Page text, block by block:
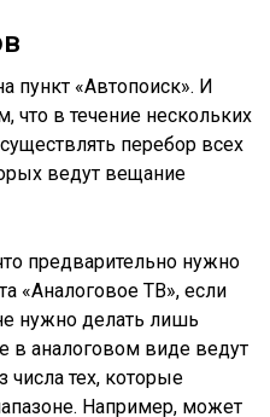
«Автопоиск». И
что в течение нескольких
перебор всех
ведут вещание
предварительно нужно
«Аналоговое ТВ», если
нужно делать лишь
в аналоговом виде ведут
числа тех, которые
Например, может